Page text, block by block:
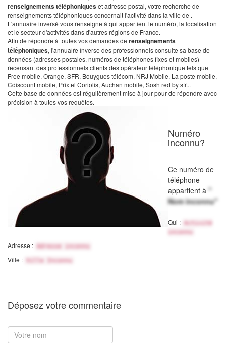
renseignements téléphoniqueset adresse postal, votre recherche de
renseignements téléphoniques concernait l'activité dans la ville de .
L'annuaire inversé vous renseigne à qui appartient le numéro, la localisation
et le secteur d'activités dans d'autres régions de France.
Afin de répondre à toutes vos demandes de renseignements
téléphoniques, l'annuaire inverse des professionnels consulte sa base de
données (adresses postales, numéros de téléphones fixes et mobiles)
recensant des professionnels clients des opérateur téléphonique tels que
Free mobile, Orange, SFR, Bouygues télécom, NRJ Mobile, La poste mobile,
Cdiscount mobile, Prixtel Coriolis, Auchan mobile, Sosh red by sfr...
Cette base de données est régulièrement mise à jour pour de répondre avec
précision à toutes vos requêtes.
Numéro
inconnu?
Ce numéro de
téléphone
appartient à "
Nom inconnu"
Qui :
Activité
inconnu
Adresse : Adresse inconnu
Ville : Ville Inconnu
Déposez votre commentaire